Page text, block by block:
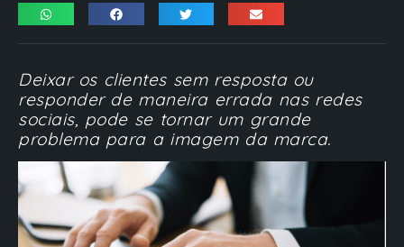
Deixar os clientes sem resposta ou
responder de maneira errada nas redes
sociais, pode se tornar um grande
problema para a imagem da marca.